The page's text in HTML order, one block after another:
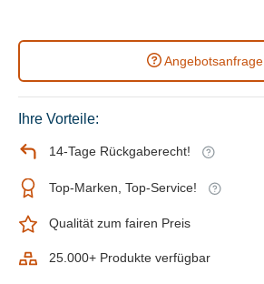
Angebotsanfrage
Ihre Vorteile:
14-Tage Rückgaberecht!
Top-Marken, Top-Service!
Qualität zum fairen Preis
25.000+ Produkte verfügbar